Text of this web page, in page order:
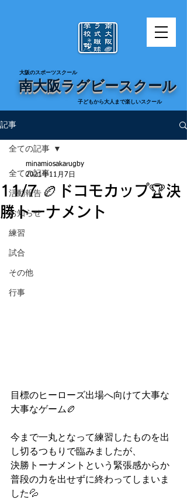
​大阪のスポーツスクール
南大阪ラグビースクール
​子どもから大人まで楽しいスクール
記事
全ての記事
活動報告
お知らせ
練習
試合
その他
行事
全ての記事
11/7 🏉ドコモカップ🏆決
勝トーナメント
minamiosakarugby
2021年11月7日
目標のヒーローズ出場へ向けて大事な
大事なゲーム🏉
今まで一丸となって練習したものを出
し切るつもりで臨みましたが、
決勝トーナメントという緊張感からか
普段の力を出せずに終わってしまいま
した💦